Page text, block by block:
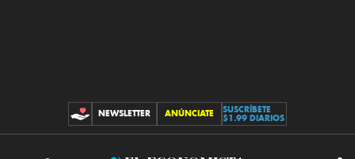
CONTRIBUCIONES
NEWSLETTER ANÚNCIATE
SUSCRÍBETE
$1.99 DIARIOS